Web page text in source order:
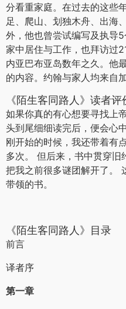
分看重家庭。在过去的这些
足、爬山、划独木舟、出海
外，他也曾尝试编写及执导
家中居住与工作，也拜访过
内亚巴布亚岛数年之久。他
的内容。约翰与家人均来自加
《陌生客同路人》读者评
如果你真的有心想要寻找上
头到尾细细读完后，便会心
刚开始的时候，我还带着有
多次。 但后来，书中贯穿旧
把我之前很多谜团解开了。
带领的书。
《陌生客同路人》目录
前言
译者序
第一章